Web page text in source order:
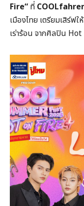
Fire“ ที่
เมืองไทย เตรียมเสิร์ฟ
เร่าร้อน จากศิลปิน Hot